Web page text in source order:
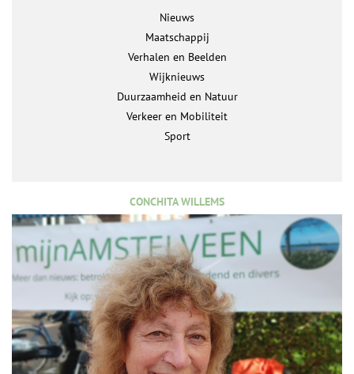
Nieuws
Maatschappij
Verhalen en Beelden
Wijknieuws
Duurzaamheid en Natuur
Verkeer en Mobiliteit
Sport
CONCHITA WILLEMS